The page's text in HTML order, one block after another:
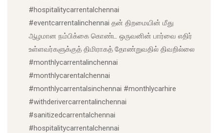
#hospitalitycarrentalchennai
#eventcarrentalinchennai தன் திறமையின் மீது
ஆழமான நம்பிக்கை கொண்ட ஒருவனின் பார்வை எதிர்
உள்ளவர்களுக்குத் திமிராகத் தோண்றுவதில் திவறில்லை
#monthlycarrentalinchennai
#monthlycarentalchennai
#monthlycarrentalsinchennai #monthlycarhire
#withderivercarrentalinchennai
#sanitizedcarrentalchennai
#hospitalitycarrentalchennai